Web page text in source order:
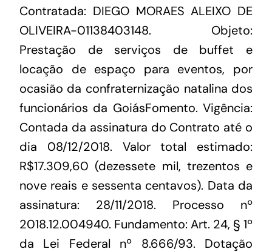
Contratada: DIEGO MORAES ALEIXO DE
OLIVEIRA-01138403148. Objeto:
Prestação de serviços de buffet e
locação de espaço para eventos, por
ocasião da confraternização natalina dos
funcionários da GoiásFomento. Vigência:
Contada da assinatura do Contrato até o
dia 08/12/2018. Valor total estimado:
R$17.309,60 (dezessete mil, trezentos e
nove reais e sessenta centavos). Data da
assinatura: 28/11/2018. Processo nº
2018.12.004940. Fundamento: Art. 24, § 1º
da Lei Federal nº 8.666/93. Dotação